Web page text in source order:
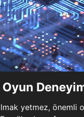
yetmez, önemli